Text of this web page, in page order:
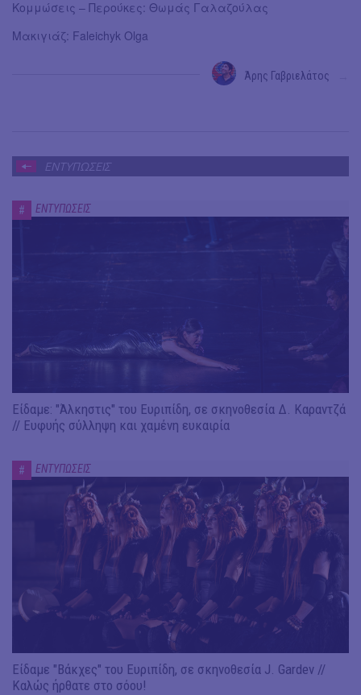
Κομμώσεις – Περούκες: Θωμάς Γαλαζούλας
Μακιγιάζ: Faleichyk Olga
Άρης Γαβριελάτος
ΕΝΤΥΠΩΣΕΙΣ
# ΕΝΤΥΠΩΣΕΙΣ
Είδαμε: "Άλκηστις" του Ευριπίδη, σε σκηνοθεσία Δ. Καραντζά
// Ευφυής σύλληψη και χαμένη ευκαιρία
# ΕΝΤΥΠΩΣΕΙΣ
Είδαμε "Βάκχες" του Ευριπίδη, σε σκηνοθεσία J. Gardev //
Καλώς ήρθατε στο σόου!